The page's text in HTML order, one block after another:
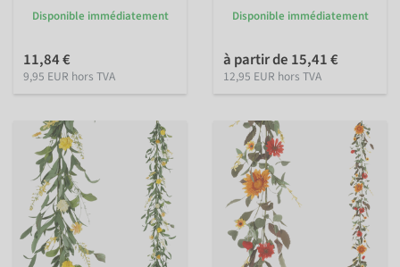
Disponible immédiatement
11,84 €
9,95 EUR hors TVA
Disponible immédiatement
à partir de 15,41 €
12,95 EUR hors TVA